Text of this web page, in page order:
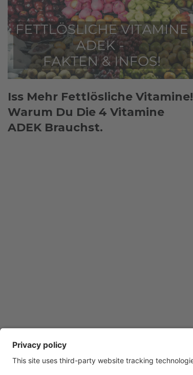
Iss Mehr Fettlösliche Vitamine!
Warum Du Die 4 Vitamine
ADEK Brauchst.